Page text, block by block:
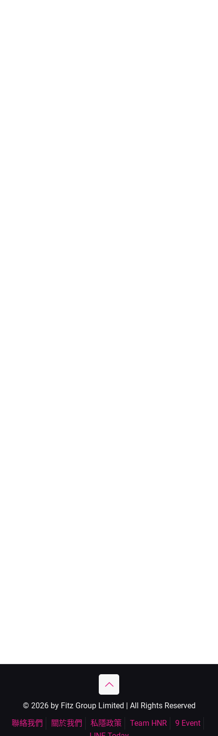
© 2026 by Fitz Group Limited | All Rights Reserved
聯絡我們
關於我們 私隱政策 Team HNR
9 Event